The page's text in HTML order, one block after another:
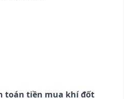
toán tiền mua khí đốt